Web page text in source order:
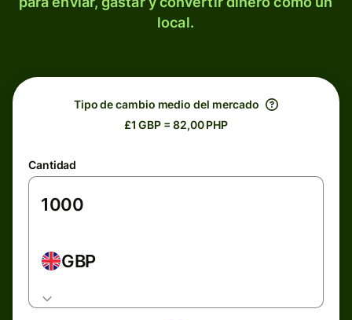
local.
Tipo de cambio medio del mercado
£1 GBP = 82,00 PHP
Cantidad
GBP